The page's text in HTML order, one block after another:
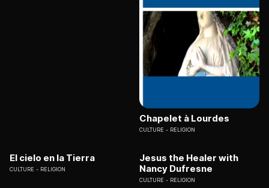
Chapelet à Lourdes
CULTURE RELIGION
El cielo en la Tierra
CULTURE RELIGION
Jesus the Healer with
Nancy Dufresne
CULTURE RELIGION